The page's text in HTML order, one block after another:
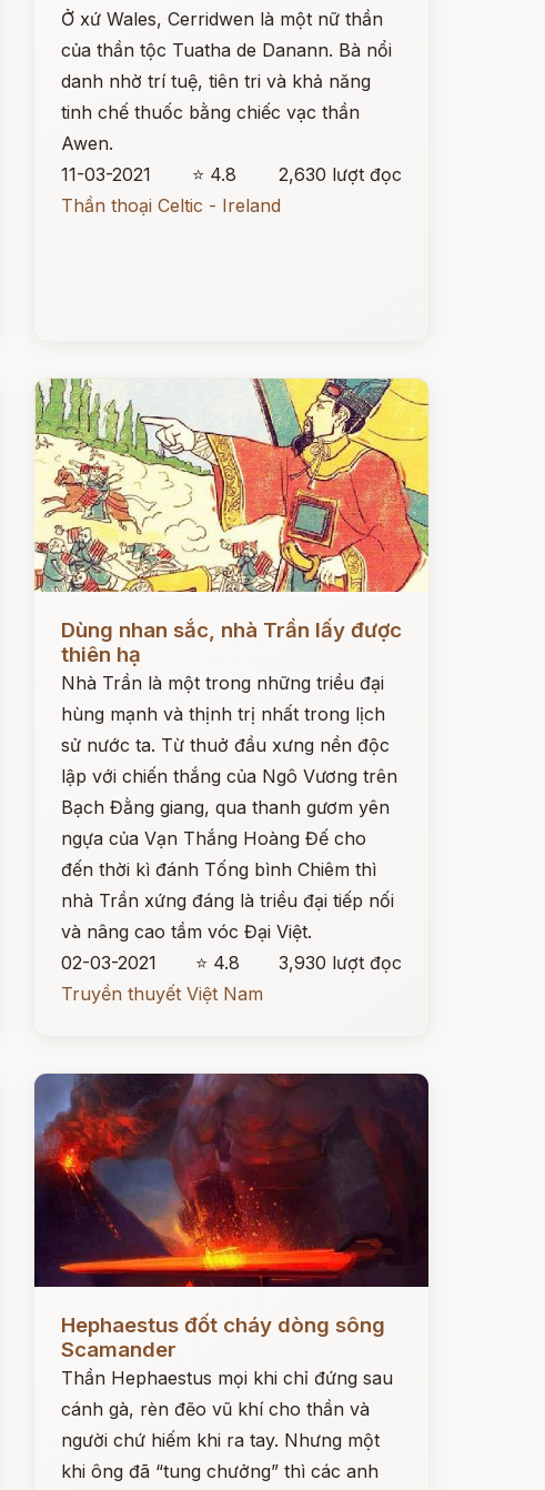
Ở xứ Wales, Cerridwen là một nữ thần
của thần tộc Tuatha de Danann. Bà nổi
danh nhờ trí tuệ, tiên tri và khả năng
tinh chế thuốc bằng chiếc vạc thần
Awen.
11-03-2021
⭐ 4.8
2,630 lượt đọc
Thần thoại Celtic - Ireland
Dùng nhan sắc, nhà Trần lấy được
thiên hạ
Nhà Trần là một trong những triều đại
hùng mạnh và thịnh trị nhất trong lịch
sử nước ta. Từ thuở đầu xưng nền độc
lập với chiến thắng của Ngô Vương trên
Bạch Đằng giang, qua thanh gươm yên
ngựa của Vạn Thắng Hoàng Đế cho
đến thời kì đánh Tống bình Chiêm thì
nhà Trần xứng đáng là triều đại tiếp nối
và nâng cao tầm vóc Đại Việt.
02-03-2021
⭐ 4.8
3,930 lượt đọc
Truyền thuyết Việt Nam
Hephaestus đốt cháy dòng sông
Scamander
Thần Hephaestus mọi khi chỉ đứng sau
cánh gà, rèn đẽo vũ khí cho thần và
người chứ hiếm khi ra tay. Nhưng một
khi ông đã “tung chưởng” thì các anh